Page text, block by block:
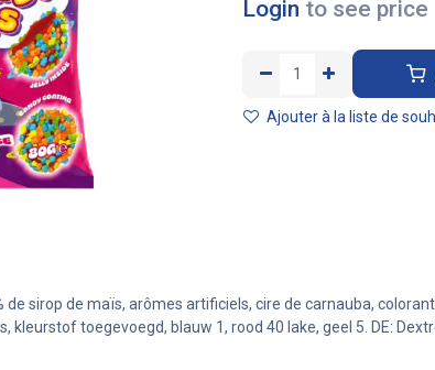
Login to see price
Ajouter à la liste de
de sirop de maïs, arômes artificiels, cire de carnauba,
toegevoegd, blauw 1, rood 40 lake, geel 5. DE: